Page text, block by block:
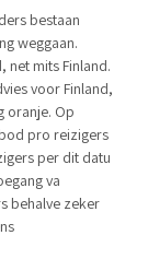
bestaan
weggaan.
net mits Finland.
voor Finland,
oranje. Op
pro reizigers
per dit datu
va
behalve zeker